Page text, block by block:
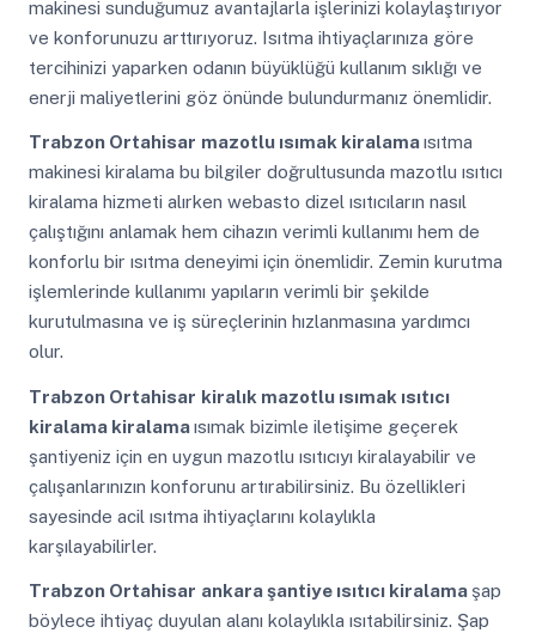
makinesi sunduğumuz avantajlarla işlerinizi kolaylaştırıyor
ve konforunuzu arttırıyoruz. Isıtma ihtiyaçlarınıza göre
tercihinizi yaparken odanın büyüklüğü kullanım sıklığı ve
enerji maliyetlerini göz önünde bulundurmanız önemlidir.
Trabzon Ortahisar mazotlu ısımak kiralamaısıtma
makinesi kiralama bu bilgiler doğrultusunda mazotlu ısıtıcı
kiralama hizmeti alırken webasto dizel ısıtıcıların nasıl
çalıştığını anlamak hem cihazın verimli kullanımı hem de
konforlu bir ısıtma deneyimi için önemlidir. Zemin kurutma
işlemlerinde kullanımı yapıların verimli bir şekilde
kurutulmasına ve iş süreçlerinin hızlanmasına yardımcı
olur.
Trabzon Ortahisar kiralık mazotlu ısımak ısıtıcı
kiralama kiralamaısımak bizimle iletişime geçerek
şantiyeniz için en uygun mazotlu ısıtıcıyı kiralayabilir ve
çalışanlarınızın konforunu artırabilirsiniz. Bu özellikleri
sayesinde acil ısıtma ihtiyaçlarını kolaylıkla
karşılayabilirler.
Trabzon Ortahisar ankara şantiye ısıtıcı kiralama şap
böylece ihtiyaç duyulan alanı kolaylıkla ısıtabilirsiniz. Şap